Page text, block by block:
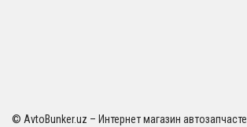
© AvtoBunker.uz – Интернет магазин